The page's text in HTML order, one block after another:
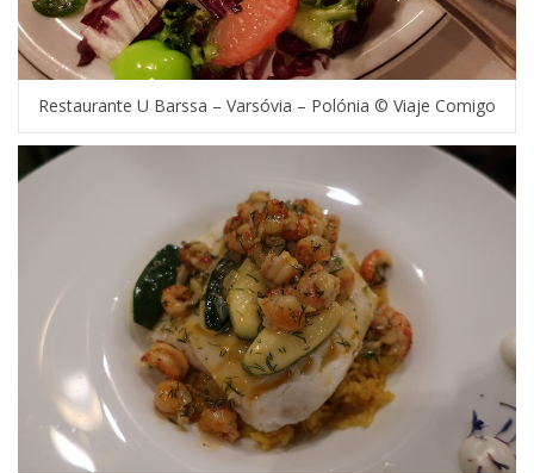
Restaurante U Barssa – Varsóvia – Polónia © Viaje Comigo